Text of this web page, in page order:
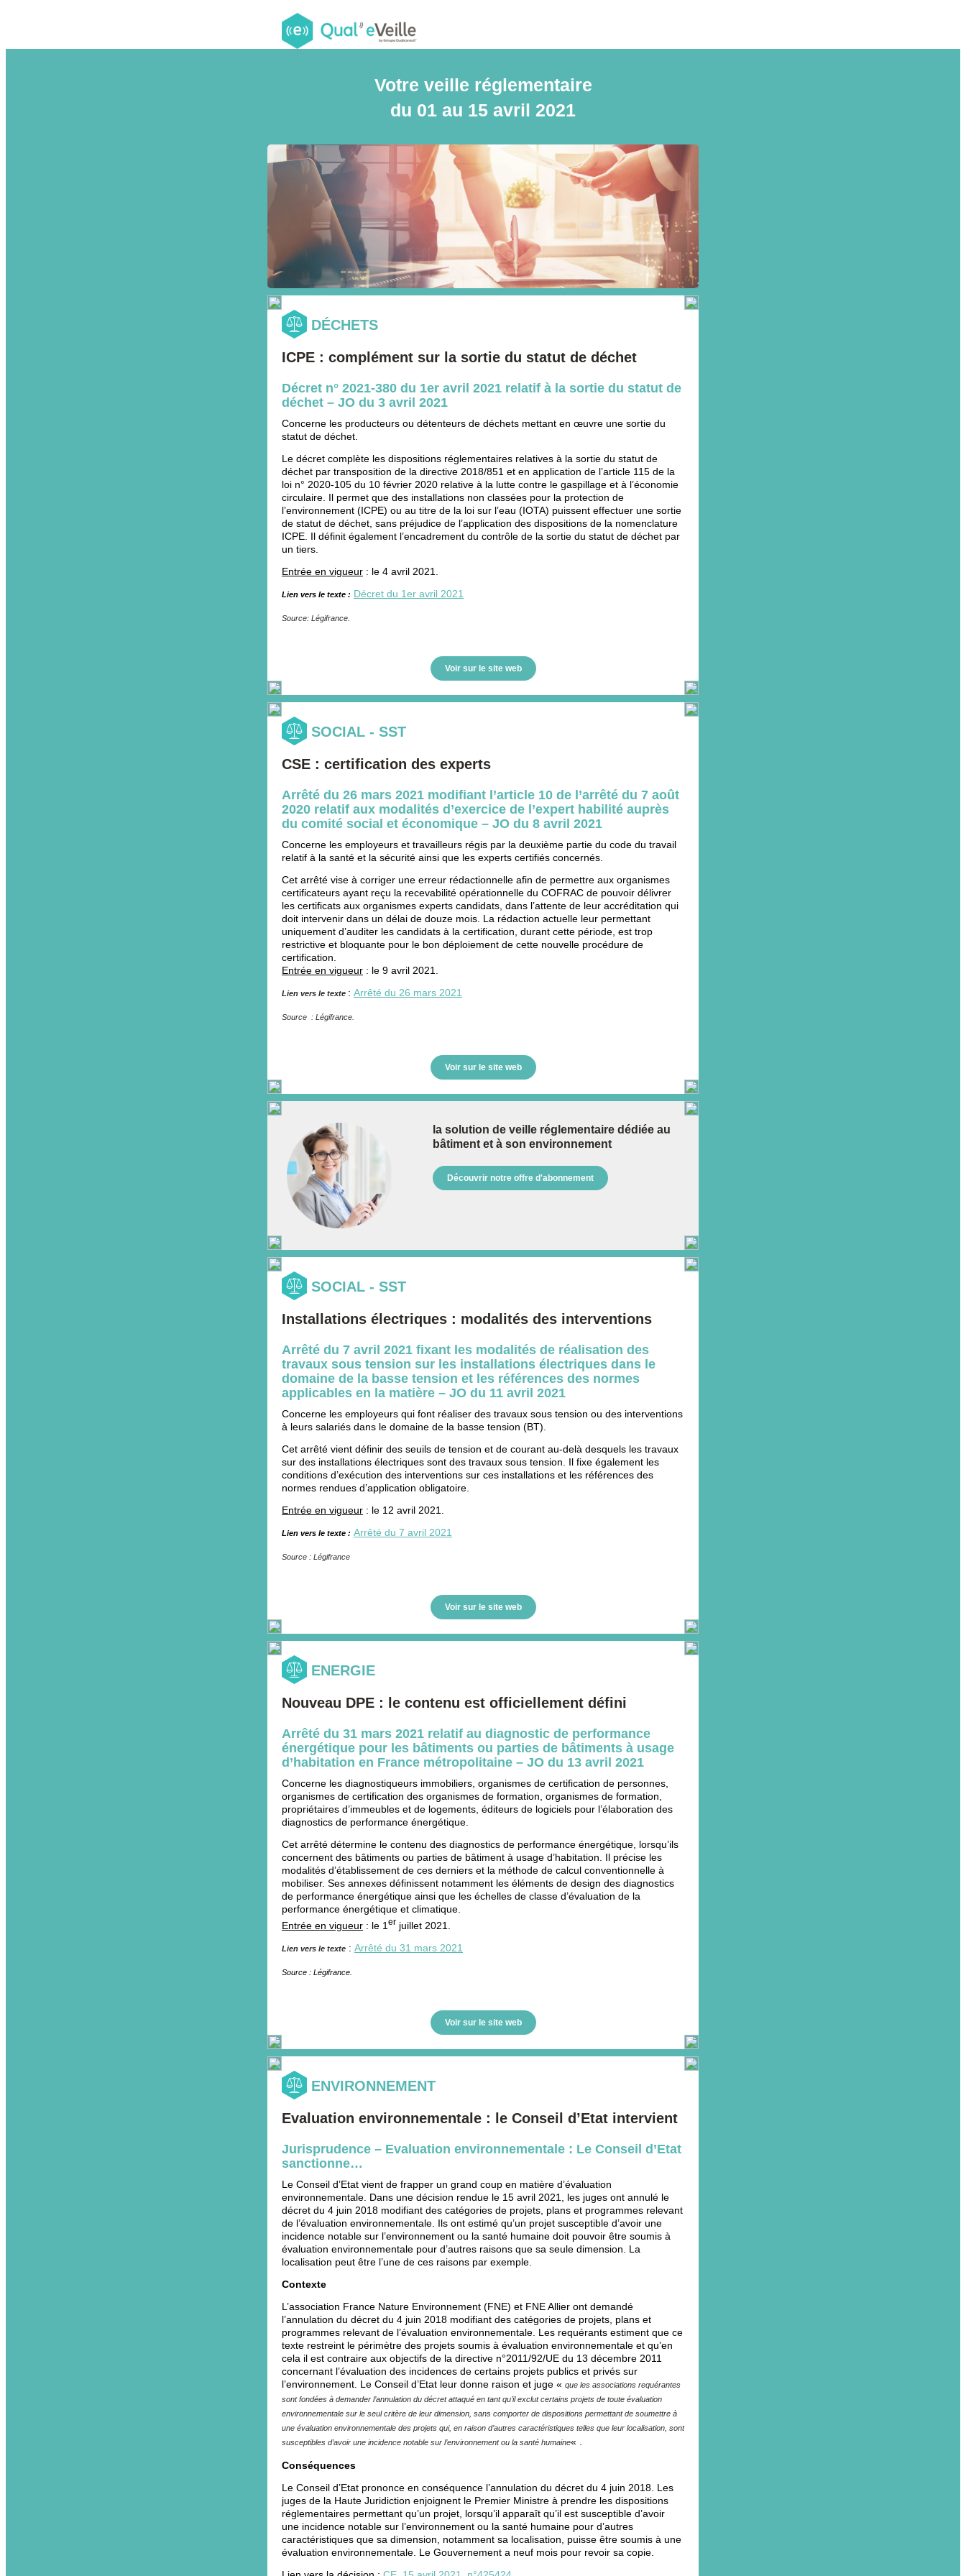
Votre veille réglementaire
du 01 au 15 avril 2021
DÉCHETS
ICPE : complément sur la sortie du statut de déchet
Décret n° 2021-380 du 1er avril 2021 relatif à la sortie du statut de
déchet – JO du 3 avril 2021
Concerne les producteurs ou détenteurs de déchets mettant en œuvre une sortie du
statut de déchet.
Le décret complète les dispositions réglementaires relatives à la sortie du statut de
déchet par transposition de la directive 2018/851 et en application de l’article 115 de la
loi n° 2020-105 du 10 février 2020 relative à la lutte contre le gaspillage et à l’économie
circulaire. Il permet que des installations non classées pour la protection de
l’environnement (ICPE) ou au titre de la loi sur l’eau (IOTA) puissent effectuer une sortie
de statut de déchet, sans préjudice de l’application des dispositions de la nomenclature
ICPE. Il définit également l’encadrement du contrôle de la sortie du statut de déchet par
un tiers.
Entrée en vigueur : le 4 avril 2021.
Lien vers le texte : Décret du 1er avril 2021
Source: Légifrance.
Voir sur le site web
SOCIAL - SST
CSE : certification des experts
Arrêté du 26 mars 2021 modifiant l’article 10 de l’arrêté du 7 août
2020 relatif aux modalités d’exercice de l’expert habilité auprès
du comité social et économique – JO du 8 avril 2021
Concerne les employeurs et travailleurs régis par la deuxième partie du code du travail
relatif à la santé et la sécurité ainsi que les experts certifiés concernés.
Cet arrêté vise à corriger une erreur rédactionnelle afin de permettre aux organismes
certificateurs ayant reçu la recevabilité opérationnelle du COFRAC de pouvoir délivrer
les certificats aux organismes experts candidats, dans l’attente de leur accréditation qui
doit intervenir dans un délai de douze mois. La rédaction actuelle leur permettant
uniquement d’auditer les candidats à la certification, durant cette période, est trop
restrictive et bloquante pour le bon déploiement de cette nouvelle procédure de
certification.
Entrée en vigueur : le 9 avril 2021.
Lien vers le texte : Arrêté du 26 mars 2021
Source : Légifrance.
Voir sur le site web
la solution de veille réglementaire dédiée au
bâtiment et à son environnement
Découvrir notre offre d'abonnement
SOCIAL - SST
Installations électriques : modalités des interventions
Arrêté du 7 avril 2021 fixant les modalités de réalisation des
travaux sous tension sur les installations électriques dans le
domaine de la basse tension et les références des normes
applicables en la matière – JO du 11 avril 2021
Concerne les employeurs qui font réaliser des travaux sous tension ou des interventions
à leurs salariés dans le domaine de la basse tension (BT).
Cet arrêté vient définir des seuils de tension et de courant au-delà desquels les travaux
sur des installations électriques sont des travaux sous tension. Il fixe également les
conditions d’exécution des interventions sur ces installations et les références des
normes rendues d’application obligatoire.
Entrée en vigueur : le 12 avril 2021.
Lien vers le texte : Arrêté du 7 avril 2021
Source : Légifrance
Voir sur le site web
ENERGIE
Nouveau DPE : le contenu est officiellement défini
Arrêté du 31 mars 2021 relatif au diagnostic de performance
énergétique pour les bâtiments ou parties de bâtiments à usage
d’habitation en France métropolitaine – JO du 13 avril 2021
Concerne les diagnostiqueurs immobiliers, organismes de certification de personnes,
organismes de certification des organismes de formation, organismes de formation,
propriétaires d’immeubles et de logements, éditeurs de logiciels pour l’élaboration des
diagnostics de performance énergétique.
Cet arrêté détermine le contenu des diagnostics de performance énergétique, lorsqu’ils
concernent des bâtiments ou parties de bâtiment à usage d’habitation. Il précise les
modalités d’établissement de ces derniers et la méthode de calcul conventionnelle à
mobiliser. Ses annexes définissent notamment les éléments de design des diagnostics
de performance énergétique ainsi que les échelles de classe d’évaluation de la
performance énergétique et climatique.
Entrée en vigueur : le 1 er juillet 2021.
Lien vers le texte : Arrêté du 31 mars 2021
Source : Légifrance.
Voir sur le site web
ENVIRONNEMENT
Evaluation environnementale : le Conseil d’Etat intervient
Jurisprudence – Evaluation environnementale : Le Conseil d’Etat
sanctionne…
Le Conseil d’Etat vient de frapper un grand coup en matière d’évaluation
environnementale. Dans une décision rendue le 15 avril 2021, les juges ont annulé le
décret du 4 juin 2018 modifiant des catégories de projets, plans et programmes relevant
de l’évaluation environnementale. Ils ont estimé qu’un projet susceptible d’avoir une
incidence notable sur l’environnement ou la santé humaine doit pouvoir être soumis à
évaluation environnementale pour d’autres raisons que sa seule dimension. La
localisation peut être l’une de ces raisons par exemple.
Contexte
L’association France Nature Environnement (FNE) et FNE Allier ont demandé
l’annulation du décret du 4 juin 2018 modifiant des catégories de projets, plans et
programmes relevant de l’évaluation environnementale. Les requérants estiment que ce
texte restreint le périmètre des projets soumis à évaluation environnementale et qu’en
cela il est contraire aux objectifs de la directive n°2011/92/UE du 13 décembre 2011
concernant l’évaluation des incidences de certains projets publics et privés sur
l’environnement. Le Conseil d’Etat leur donne raison et juge « que les associations requérantes
sont fondées à demander l’annulation du décret attaqué en tant qu’il exclut certains projets de toute évaluation
environnementale sur le seul critère de leur dimension, sans comporter de dispositions permettant de soumettre à
une évaluation environnementale des projets qui, en raison d’autres caractéristiques telles que leur localisation, sont
susceptibles d’avoir une incidence notable sur l’environnement ou la santé humaine« .
Conséquences
Le Conseil d’Etat prononce en conséquence l’annulation du décret du 4 juin 2018. Les
juges de la Haute Juridiction enjoignent le Premier Ministre à prendre les dispositions
réglementaires permettant qu’un projet, lorsqu’il apparaît qu’il est susceptible d’avoir
une incidence notable sur l’environnement ou la santé humaine pour d’autres
caractéristiques que sa dimension, notamment sa localisation, puisse être soumis à une
évaluation environnementale. Le Gouvernement a neuf mois pour revoir sa copie.